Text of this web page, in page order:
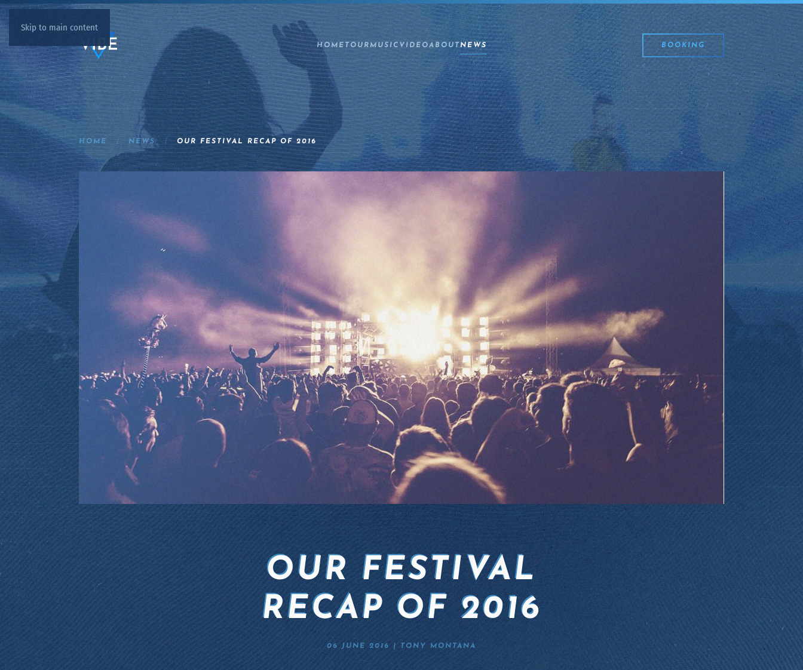
Skip to main content
HOME TOUR MUSIC VIDEOABOUTNEWS BOOKING
HOME NEWS OUR FESTIVAL RECAP OF 2016
OUR FESTIVAL
RECAP OF 2016
06 JUNE 2016 | TONY MONTANA